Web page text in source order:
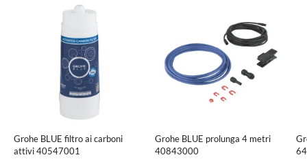
Grohe BLUE filtro ai carboni
attivi 40547001
Grohe BLUE prolunga 4 metri
40843000